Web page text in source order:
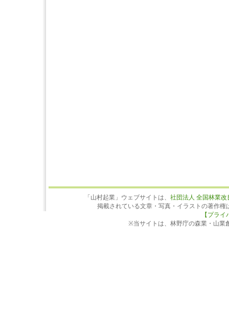
「山村起業」ウェブサイトは、 社団法人 全国林業
掲載されている文章・写真・イラストの著作
【プラ
※当サイトは、林野庁の森業・山業